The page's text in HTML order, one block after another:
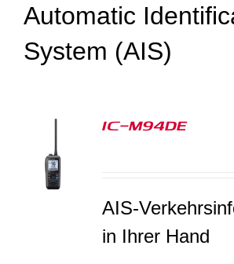
Automatic
System (AIS)
IC-M94DE
AIS-
in Ihrer Hand